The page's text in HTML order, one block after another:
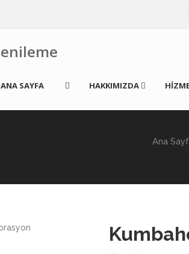
ANA SAYFA HAKKIMIZDA
Ana